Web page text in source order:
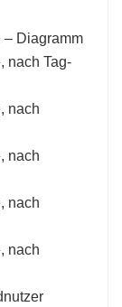
Diagramm
nach Tag-
nach
nach
nach
nach